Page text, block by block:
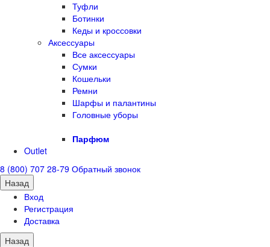
Туфли
Ботинки
Кеды и кроссовки
Аксессуары
Все аксессуары
Сумки
Кошельки
Ремни
Шарфы и палантины
Головные уборы
Парфюм
Outlet
8 (800) 707 28-79 Обратный звонок
Назад
Вход
Регистрация
Доставка
Назад